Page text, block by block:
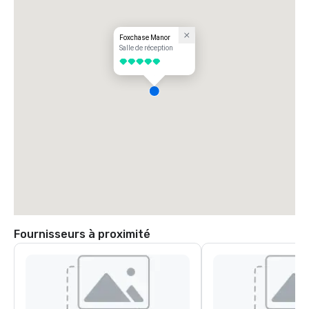
Foxchase Manor
Salle de réception
5 sur 5
Fournisseurs à proximité